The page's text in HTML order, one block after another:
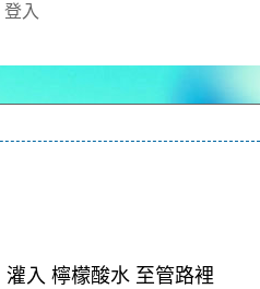
登入
入 檸檬酸水 至管路裡